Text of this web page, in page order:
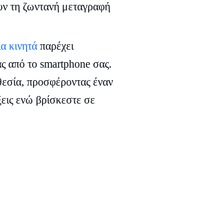
τη ζωντανή μεταγραφή
κινητά παρέχει
από το smartphone σας.
προσφέροντας έναν
ενώ βρίσκεστε σε